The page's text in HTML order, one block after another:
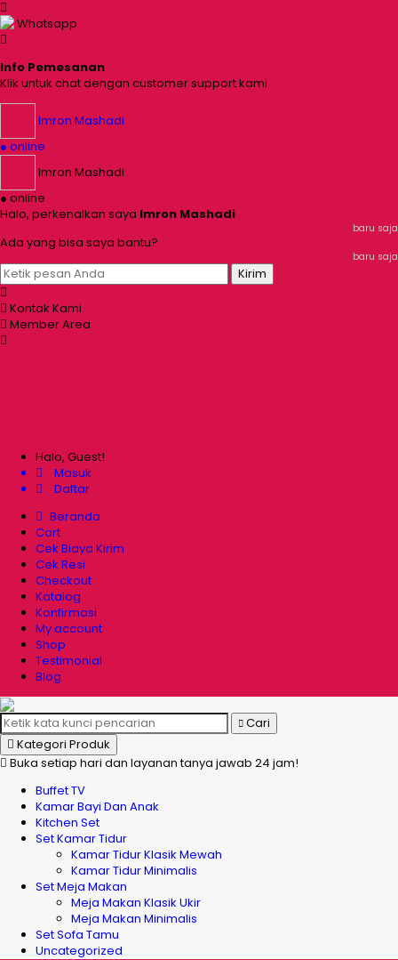
Whatsapp
Info Pemesanan
Klik untuk chat dengan customer support kami
Imron Mashadi
● online
Imron Mashadi
● online
Halo, perkenalkan saya Imron Mashadi
baru saja
Ada yang bisa saya bantu?
baru saja
Kirim
Kontak Kami
Member Area
Halo, Guest!
Masuk
Daftar
Beranda
Cart
Cek Biaya Kirim
Cek Resi
Checkout
Katalog
Konfirmasi
My account
Shop
Testimonial
Blog
Cari
Kategori Produk
Buka setiap hari dan layanan tanya jawab 24 jam!
Buffet TV
Kamar Bayi Dan Anak
Kitchen Set
Set Kamar Tidur
Kamar Tidur Klasik Mewah
Kamar Tidur Minimalis
Set Meja Makan
Meja Makan Klasik Ukir
Meja Makan Minimalis
Set Sofa Tamu
Uncategorized